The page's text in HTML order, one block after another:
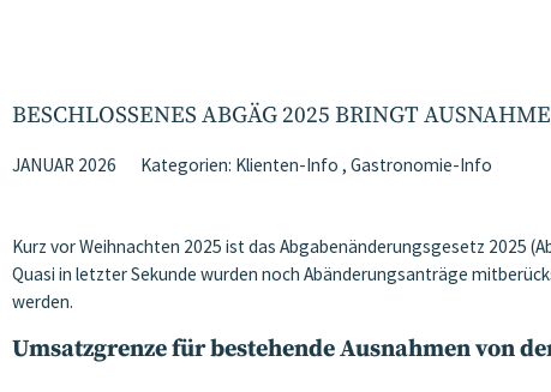
BESCHLOSSENES ABGÄG 2025 BRINGT
JANUAR 2026 Kategorien: Klienten-Info , Gastronomie-Info
Kurz vor Weihnachten 2025 ist das Abgabenänderungsgesetz 2025
Quasi in letzter Sekunde wurden noch Abänderungsanträge
werden.
Umsatzgrenze für bestehende Ausnahmen von